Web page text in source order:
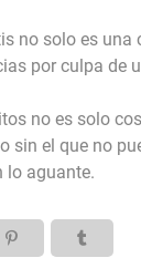
no solo es una
por culpa de
no es solo
sin el que no
lo aguante.